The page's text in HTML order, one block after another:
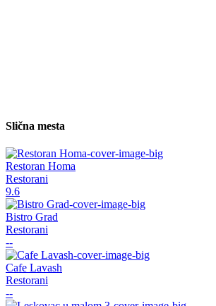
Slična mesta
Restoran Homa
Restorani
9.6
Bistro Grad
Restorani
--
Cafe Lavash
Restorani
--